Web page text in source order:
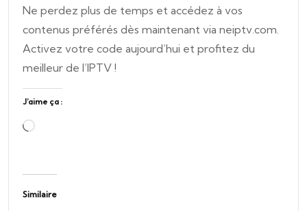
Ne perdez plus de temps et accédez à vos
contenus préférés dès maintenant via neiptv.com
Activez votre code aujourd’hui et profitez du
meilleur de l’IPTV !
J’aime ça :
C
g
Similaire